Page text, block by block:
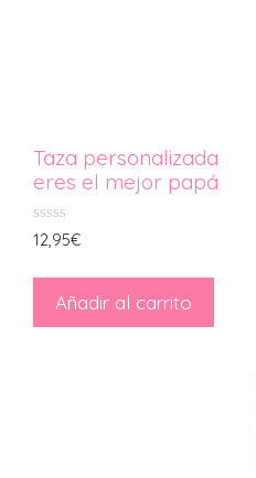
Taza personalizada
eres el mejor papá
0
d
5
12,95€
Añadir al carrito